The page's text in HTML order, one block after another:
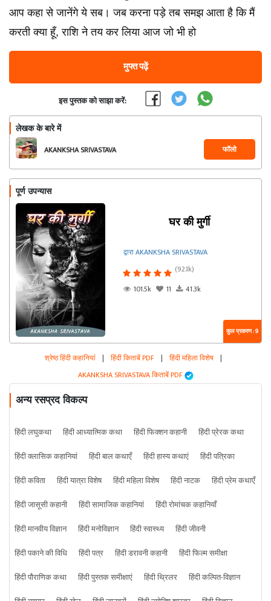
आप कहा से जानेंगे ये सब। जब करना पड़े तब समझ आता है कि मैं
करती क्या हूँ, राशि ने तय कर लिया आज जो भी हो
मुफ्त पढ़ें
इस पुस्तक को साझा करें:
लेखक के बारे में
AKANKSHA SRIVASTAVA फॉलो
पूर्ण उपन्यास
घर की मुर्गी
द्वारा AKANKSHA SRIVASTAVA
(92.1k)
101.5k
11 41.3k
कुल प्रकरण : 9
श्रेष्ठ हिंदी कहानियां | हिंदी किताबें PDF | हिंदी महिला विशेष |
AKANKSHA SRIVASTAVA किताबें PDF
अन्य रसप्रद विकल्प
हिंदी लघुकथा हिंदी आध्यात्मिक कथा हिंदी फिक्शन कहानी
हिंदी प्रेरक कथा
हिंदी क्लासिक कहानियां
हिंदी बाल कथाएँ हिंदी हास्य कथाएं
हिंदी पत्रिका
हिंदी कविता
हिंदी यात्रा विशेष हिंदी महिला विशेष हिंदी नाटक
हिंदी प्रेम कथाएँ
हिंदी जासूसी कहानी
हिंदी सामाजिक कहानियां
हिंदी रोमांचक कहानियाँ
हिंदी मानवीय विज्ञान
हिंदी मनोविज्ञान हिंदी स्वास्थ्य
हिंदी जीवनी
हिंदी पकाने की विधि
हिंदी पत्र हिंदी डरावनी कहानी
हिंदी फिल्म समीक्षा
हिंदी पौराणिक कथा
हिंदी पुस्तक समीक्षाएं हिंदी थ्रिलर
हिंदी कल्पित-विज्ञान